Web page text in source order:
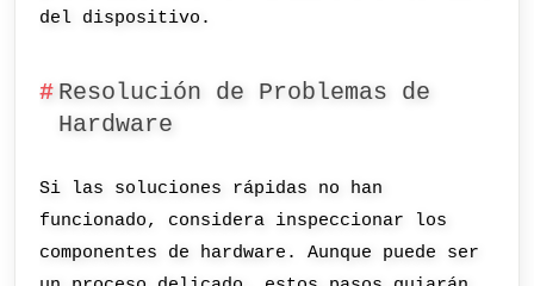
del dispositivo.
Resolución de Problemas de
Hardware
Si las soluciones rápidas no han
funcionado, considera inspeccionar los
componentes de hardware. Aunque puede ser